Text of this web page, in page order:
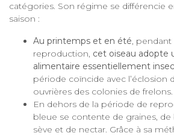
catégories. Son régime se différencie
saison :
Au printemps et en été,
reproduction, cet oiseau adopte
alimentaire essentiellement
période coïncide avec l’éclosion
ouvrières des colonies de frelons.
En dehors de la période de
bleue se contente de graines, de
sève et de nectar. Grâce à sa